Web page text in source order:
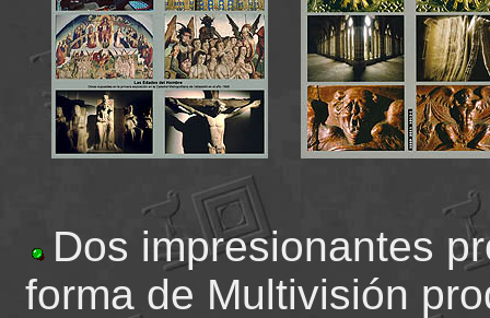
Dos impresionantes
forma de Multivisión